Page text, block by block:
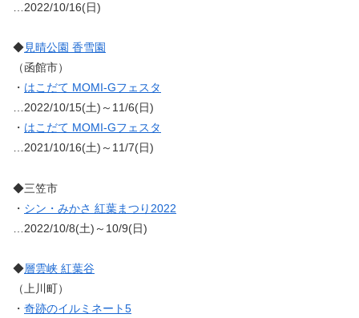
…2022/10/16(日)
◆見晴公園 香雪園
（函館市）
・ はこだて MOMI-Gフェスタ
…2022/10/15(土)～11/6(日)
・ はこだて MOMI-Gフェスタ
…2021/10/16(土)～11/7(日)
◆三笠市
・ シン・みかさ 紅葉まつり2022
…2022/10/8(土)～10/9(日)
◆層雲峡 紅葉谷
（上川町）
・ 奇跡のイルミネート5